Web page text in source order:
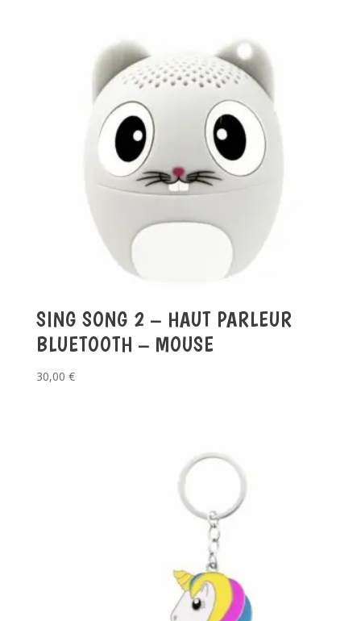
SING SONG 2 – HAUT PARLEUR
BLUETOOTH – MOUSE
30,00 €